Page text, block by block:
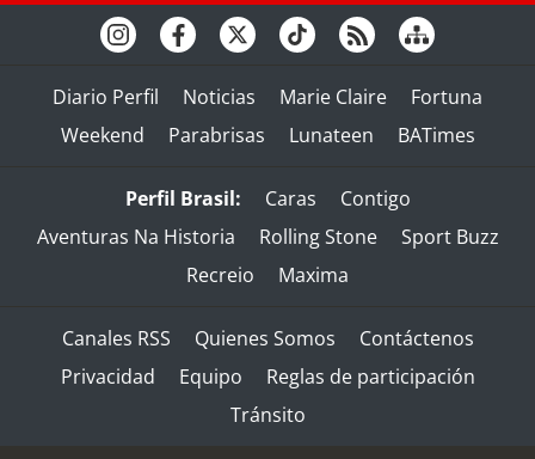
Diario Perfil Noticias Marie Claire
Fortuna
Weekend
Parabrisas Lunateen BATimes
Perfil Brasil: Caras
Contigo
Aventuras Na Historia
Rolling Stone
Sport Buzz
Recreio
Maxima
Canales RSS Quienes Somos
Contáctenos
Privacidad
Equipo
Reglas de participación
Tránsito